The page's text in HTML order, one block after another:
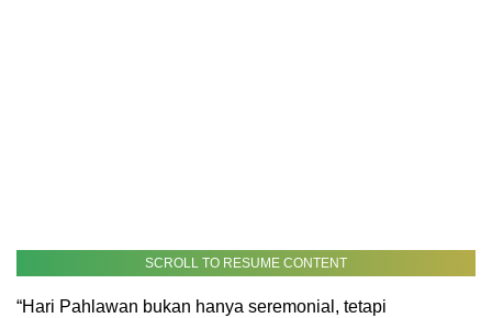
SCROLL TO RESUME CONTENT
“Hari Pahlawan bukan hanya seremonial, tetapi